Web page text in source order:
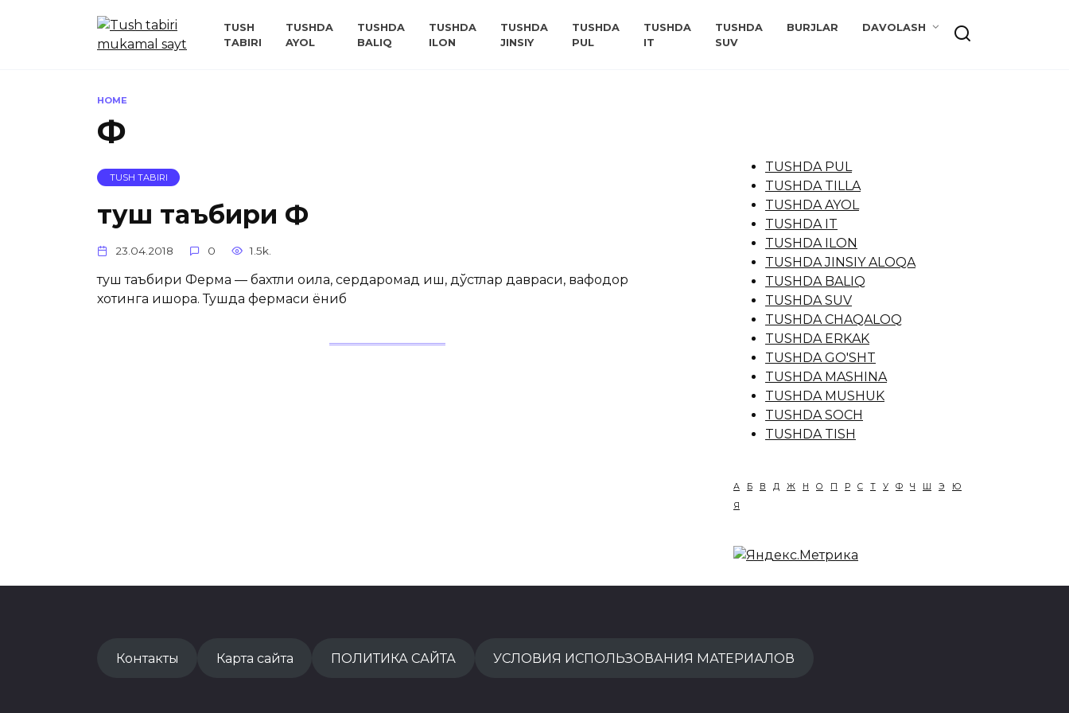
TUSH
TABIRI
TUSHDA
AYOL
TUSHDA
BALIQ
TUSHDA
ILON
TUSHDA
JINSIY
TUSHDA
PUL
TUSHDA
IT
TUSHDA
SUV
BURJLAR DAVOLASH
HOME
Ф
TUSH TABIRI
туш таъбири Ф
23.04.2018 0 1.5k.
туш таъбири Ферма — бахтли оила, сердаромад иш, дўстлар давраси, вафодор
хотинга ишора. Тушда фермаси ёниб
TUSHDA PUL
TUSHDA TILLA
TUSHDA AYOL
TUSHDA IT
TUSHDA ILON
TUSHDA JINSIY ALOQA
TUSHDA BALIQ
TUSHDA SUV
TUSHDA CHAQALOQ
TUSHDA ERKAK
TUSHDA GO'SHT
TUSHDA MASHINA
TUSHDA MUSHUK
TUSHDA SOCH
TUSHDA TISH
А Б В Д Ж Н О П Р С Т У Ф Ч Ш Э
Ю
Я
Контакты Карта сайта ПОЛИТИКА САЙТА УСЛОВИЯ ИСПОЛЬЗОВАНИЯ МАТЕРИАЛОВ